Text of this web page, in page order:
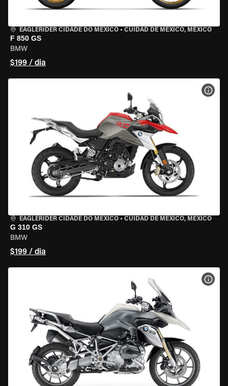
EAGLERIDER CIDADE DO MÉXICO • CUIDAD DE MEXICO, MEXICO
F 850 GS
BMW
$199 / dia
EAGLERIDER CIDADE DO MÉXICO • CUIDAD DE MEXICO, MEXICO
G 310 GS
BMW
$199 / dia
VER
VER